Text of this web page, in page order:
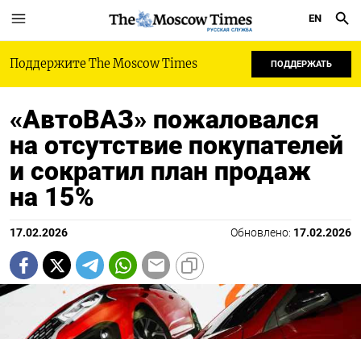
РУССКАЯ СЛУЖБА
EN
Поддержите The Moscow Times ПОДДЕРЖАТЬ
«АвтоВАЗ» пожаловался
на отсутствие покупателей
и сократил план продаж
на 15%
17.02.2026 Обновлено: 17.02.2026